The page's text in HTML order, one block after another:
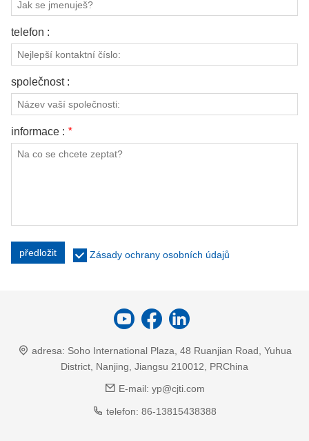
telefon :
společnost :
informace : *
předložit Zásady ochrany osobních údajů
adresa: Soho International Plaza, 48 Ruanjian Road, Yuhua
District, Nanjing, Jiangsu 210012, PRChina
E-mail: yp@cjti.com
telefon: 86-13815438388